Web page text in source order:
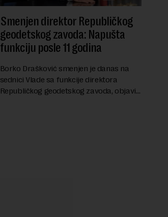
Smenjen direktor Republičkog
geodetskog zavoda: Napušta
funkciju posle 11 godina
Borko Drašković smenjen je danas na
sednici Vlade sa funkcije direktora
Republičkog geodetskog zavoda, objavio